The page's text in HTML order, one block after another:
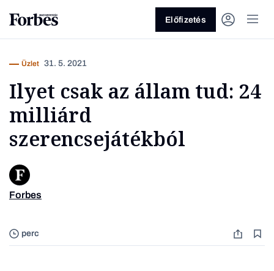
Előfizetés
perc
Üzlet 31. 5. 2021
Ilyet csak az állam tud: 24
milliárd
szerencsejátékból
Forbes